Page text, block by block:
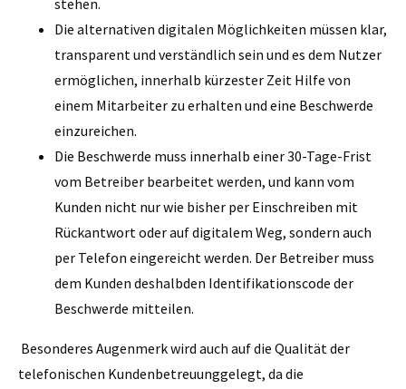
stehen.
Die alternativen digitalen Möglichkeiten müssen klar,
transparent und verständlich sein und es dem Nutzer
ermöglichen, innerhalb kürzester Zeit Hilfe von
einem Mitarbeiter zu erhalten und eine Beschwerde
einzureichen.
Die Beschwerde muss innerhalb einer 30-Tage-Frist
vom Betreiber bearbeitet werden, und kann vom
Kunden nicht nur wie bisher per Einschreiben mit
Rückantwort oder auf digitalem Weg, sondern auch
per Telefon eingereicht werden. Der Betreiber muss
dem Kunden deshalbden Identifikationscode der
Beschwerde mitteilen.
Besonderes Augenmerk wird auch auf die Qualität der
telefonischen Kundenbetreuunggelegt, da die